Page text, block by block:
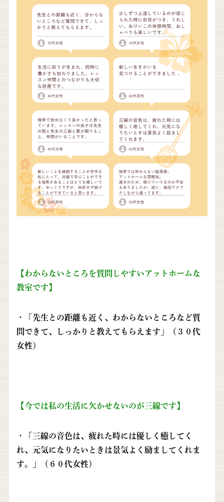
【わからないところを質問しやすいアットホームな
教室です】
・「先生との距離も近く、わからないところなど質
問できて、しっかりと教えてもらえます」（３０代
女性）
【今では私の生活に欠かせないのが三線です】
・「三線の音色は、疲れた時には優しく癒してく
れ、元気になりたいときは景気よく励ましてくれま
す。」（６０代女性）